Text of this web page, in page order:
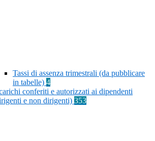
Tassi di assenza trimestrali (da pubblicare
in tabelle) 4
conferiti e autorizzati ai dipendenti
e non dirigenti) 353